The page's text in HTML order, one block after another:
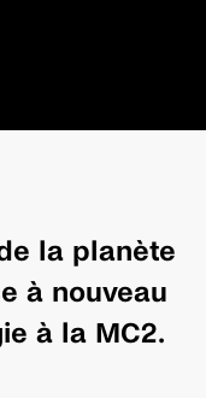
la planète
à nouveau
à la MC2.